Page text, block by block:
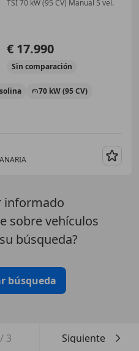
TSI 70 kW (95 CV) Manual 5 vel.
€ 17.990
Sin comparación
70 kW (95 CV)
informado
sobre vehículos
búsqueda?
búsqueda
/ 3 Siguiente